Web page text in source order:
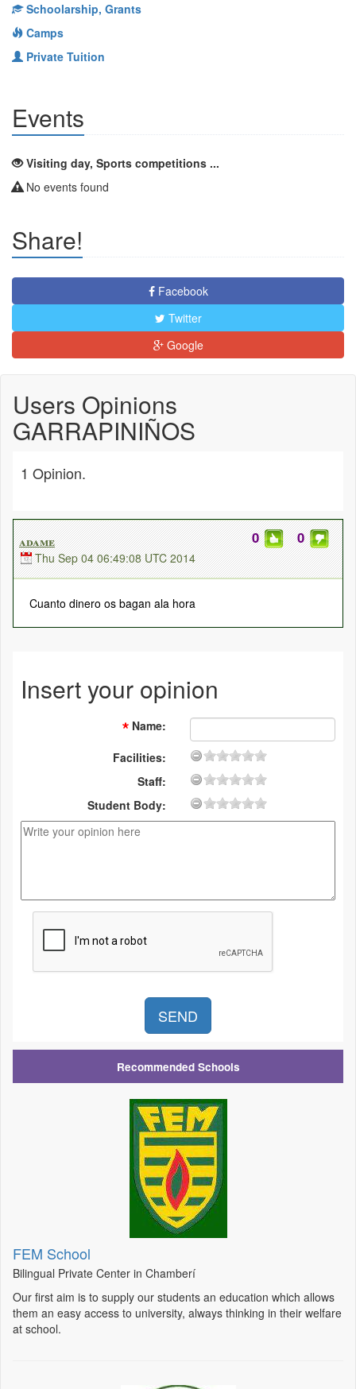
Schoolarship, Grants
Camps
Private Tuition
Events
Visiting day, Sports competitions ...
No events found
Share!
Facebook
Twitter
Google
Users Opinions
GARRAPINIÑOS
1 Opinion.
0
0
adame
Thu Sep 04 06:49:08 UTC 2014
Cuanto dinero os bagan ala hora
Insert your opinion
Name:
Facilities:
Staff:
Student Body:
Recommended Schools
FEM School
Bilingual Private Center in Chamberí
Our first aim is to supply our students an education which allows
them an easy access to university, always thinking in their welfare
at school.